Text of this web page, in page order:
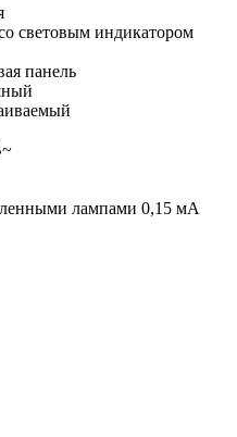
световым индикатором
панель
лампами 0,15 мА